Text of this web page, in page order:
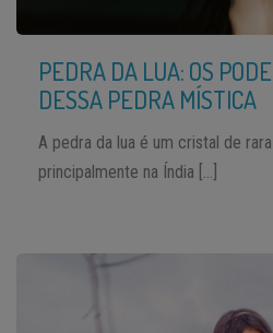
PEDRA DA LUA: OS
DESSA PEDRA MÍSTICA
A pedra da lua é um cristal de
principalmente na Índia […]